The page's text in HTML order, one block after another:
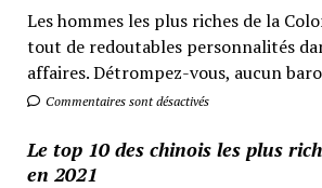
Les hommes les plus riches de la
tout de redoutables personnalités
affaires. Détrompez-vous, aucun
Commentaires sont désactivés
Le top 10 des chinois les plus
en 2021